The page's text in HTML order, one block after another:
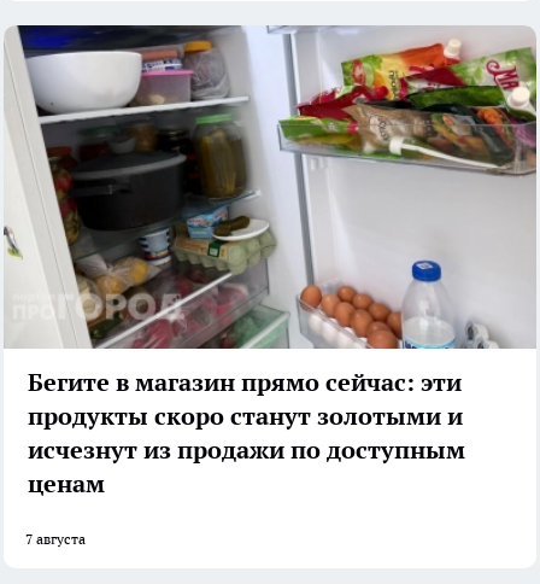
Бегите в магазин прямо сейчас: эти
продукты скоро станут золотыми и
исчезнут из продажи по доступным
ценам
7 августа